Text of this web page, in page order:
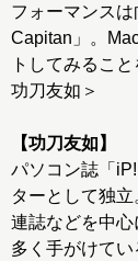
フォーマンス
Capitan」。
トしてみるこ
功刀友如＞
【功刀友如】
パソコン誌「
ターとして独
連誌などを中
多く手がけてい